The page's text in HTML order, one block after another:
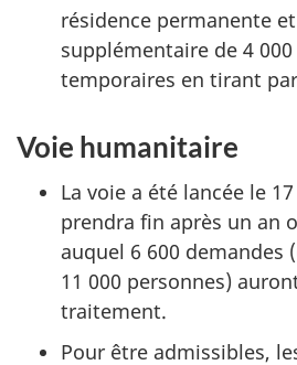
résidence permanente
supplémentaire de 4
temporaires en tirant
Voie humanitaire
La voie a été lancée le
prendra fin après un an
auquel 6 600 demandes
11 000 personnes)
traitement.
Pour être admissibles,